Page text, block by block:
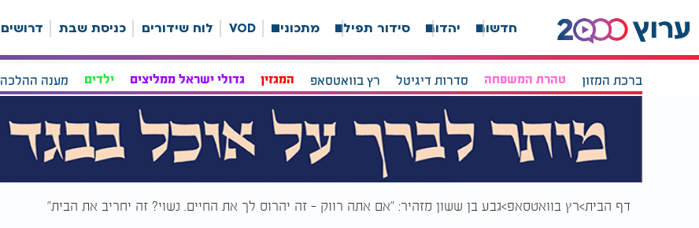
חדשות יהדות סידור תפילה מתכונים VOD לוח שידורים כניסת שבת דרושים
ברכת המזון טהרת המשפחה סדרות דיגיטל רץ בוואטסאפ המגזין גדולי ישראל ממליצים ילדים מענה ההלכה
דף הבית רץ בוואטסאפ גבע בן ששון מזהיר: "אם אתה רווק - זה יהרוס לך את החיים. נשוי? זה יחריב את הבית"